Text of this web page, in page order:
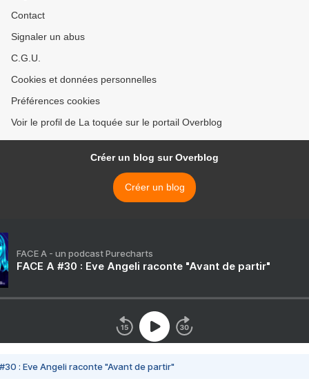
Contact
Signaler un abus
C.G.U.
Cookies et données personnelles
Préférences cookies
Voir le profil de La toquée sur le portail Overblog
Créer un blog sur Overblog
Créer un blog
FACE A - un podcast Purecharts
FACE A #30 : Eve Angeli raconte "Avant de partir"
#30 : Eve Angeli raconte "Avant de partir"